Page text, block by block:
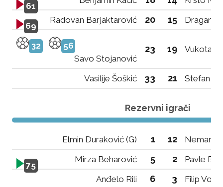
61
69
Radovan Barjaktarović 20 15 Dragan
32
56
Savo Stojanović
23 19 Vukota
Vasilije Šoškić 33 21 Stefan
Rezervni igrači
Elmin Duraković (G) 1 12 Nemanja
75
Mirza Beharović 5 2
Pavle
Anđelo Rili
6 3 Filip